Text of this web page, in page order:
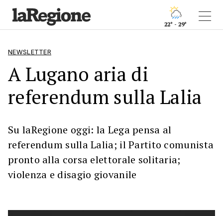
22° - 29°
NEWSLETTER
A Lugano aria di
referendum sulla Lalia
Su laRegione oggi: la Lega pensa al
referendum sulla Lalia; il Partito comunista
pronto alla corsa elettorale solitaria;
violenza e disagio giovanile